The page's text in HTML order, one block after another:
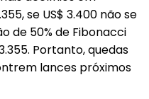
se US$ 3.400 não se
de 50% de Fibonacci
Portanto, quedas
lances próximos